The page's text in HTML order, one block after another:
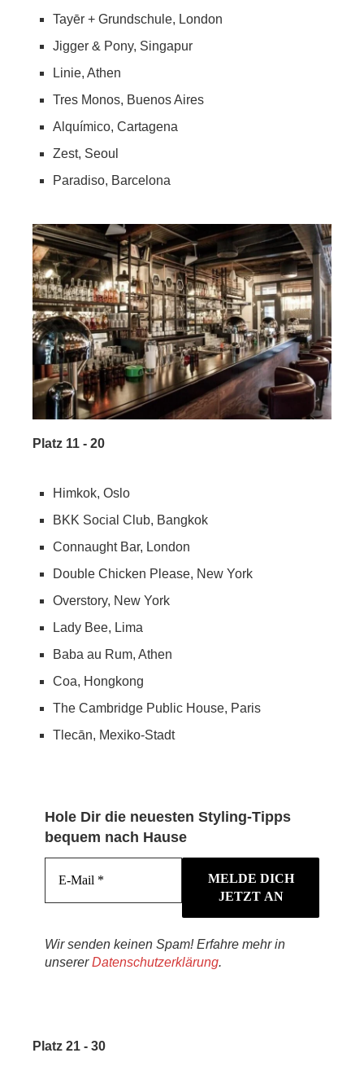
Tayēr + Grundschule, London
Jigger & Pony, Singapur
Linie, Athen
Tres Monos, Buenos Aires
Alquímico, Cartagena
Zest, Seoul
Paradiso, Barcelona
Platz 11 - 20
Himkok, Oslo
BKK Social Club, Bangkok
Connaught Bar, London
Double Chicken Please, New York
Overstory, New York
Lady Bee, Lima
Baba au Rum, Athen
Coa, Hongkong
The Cambridge Public House, Paris
Tlecān, Mexiko-Stadt
Hole Dir die neuesten Styling-Tipps
bequem nach Hause
Wir senden keinen Spam! Erfahre mehr in
unsererDatenschutzerklärung.
Platz 21 - 30